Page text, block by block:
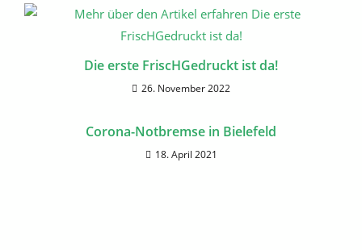
Die erste FriscHGedruckt ist da!
26. November 2022
Corona-Notbremse in Bielefeld
18. April 2021